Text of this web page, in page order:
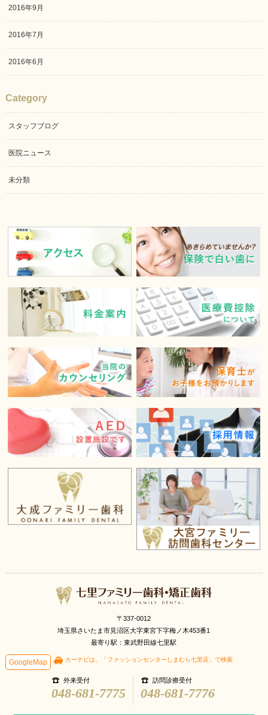
2016年9月
2016年7月
2016年6月
Category
スタッフブログ
医院ニュース
未分類
〒337-0012
埼玉県さいたま市見沼区大字東宮下字梅ノ木453番1
最寄り駅：東武野田線七里駅
GoogleMap カーナビは、「ファッションセンターしまむら七里店」で検索
外来受付
048-681-7775
訪問診療受付
048-681-7776